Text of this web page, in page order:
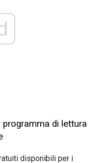
di lettura
disponibili per i